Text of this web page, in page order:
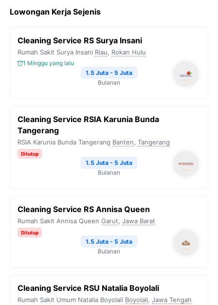
Lowongan Kerja Sejenis
Cleaning Service RS Surya Insani
Rumah Sakit Surya Insani Riau, Rokan Hulu
1 Minggu yang lalu
1.5 Juta - 5 Juta
Bulanan
Cleaning Service RSIA Karunia Bunda
Tangerang
RSIA Karunia Bunda Tangerang Banten, Tangerang
Ditutup
1.5 Juta - 5 Juta
Bulanan
Cleaning Service RS Annisa Queen
Rumah Sakit Annisa Queen Garut, Jawa Barat
Ditutup
1.5 Juta - 5 Juta
Bulanan
Cleaning Service RSU Natalia Boyolali
Rumah Sakit Umum Natalia Boyolali Boyolali, Jawa Tengah